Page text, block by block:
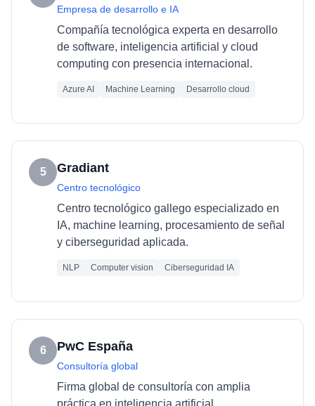
Empresa de desarrollo e IA
Compañía tecnológica experta en desarrollo
de software, inteligencia artificial y cloud
computing con presencia internacional.
Azure AI Machine Learning Desarrollo cloud
5 Gradiant
Centro tecnológico
Centro tecnológico gallego especializado en
IA, machine learning, procesamiento de señal
y ciberseguridad aplicada.
NLP Computer vision Ciberseguridad IA
6 PwC España
Consultoría global
Firma global de consultoría con amplia
práctica en inteligencia artificial,